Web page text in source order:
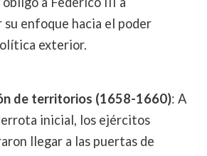
su enfoque hacia el poder
exterior.
de territorios (1658-1660): A
inicial, los ejércitos
llegar a las puertas de